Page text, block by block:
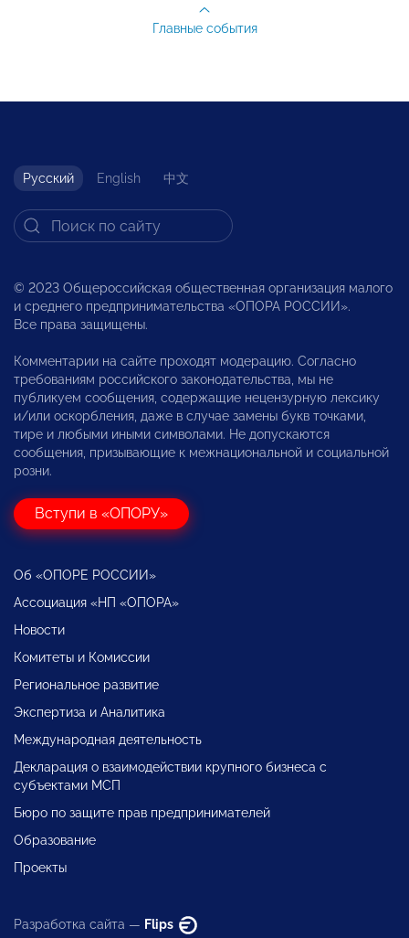
Главные события
Русский English 中文
© 2023 Общероссийская общественная организация малого
и среднего предпринимательства «ОПОРА РОССИИ».
Все права защищены.
Комментарии на сайте проходят модерацию. Согласно
требованиям российского законодательства, мы не
публикуем сообщения, содержащие нецензурную лексику
и/или оскорбления, даже в случае замены букв точками,
тире и любыми иными символами. Не допускаются
сообщения, призывающие к межнациональной и социальной
розни.
Вступи в «ОПОРУ»
Об «ОПОРЕ РОССИИ»
Ассоциация «НП «ОПОРА»
Новости
Комитеты и Комиссии
Региональное развитие
Экспертиза и Аналитика
Международная деятельность
Декларация о взаимодействии крупного бизнеса с
субъектами МСП
Бюро по защите прав предпринимателей
Образование
Проекты
Разработка сайта — Flips